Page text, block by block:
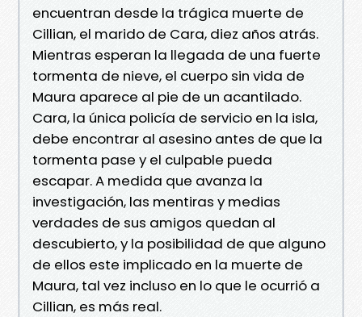
encuentran desde la trágica muerte de
Cillian, el marido de Cara, diez años atrás.
Mientras esperan la llegada de una fuerte
tormenta de nieve, el cuerpo sin vida de
Maura aparece al pie de un acantilado.
Cara, la única policía de servicio en la isla,
debe encontrar al asesino antes de que la
tormenta pase y el culpable pueda
escapar. A medida que avanza la
investigación, las mentiras y medias
verdades de sus amigos quedan al
descubierto, y la posibilidad de que alguno
de ellos este implicado en la muerte de
Maura, tal vez incluso en lo que le ocurrió a
Cillian, es más real.